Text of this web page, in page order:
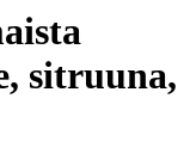
sitruuna,